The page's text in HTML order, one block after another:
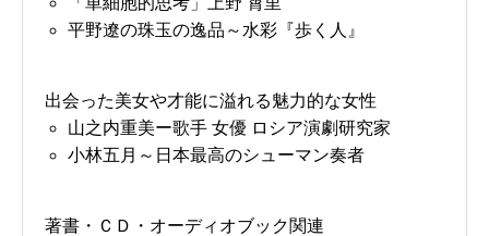
平野遼の珠玉の逸品～水彩『歩く人』
出会った美女や才能に溢れる魅力的な女性
山之内重美ー歌手 女優 ロシア演劇研究家
小林五月～日本最高のシューマン奏者
著書・ＣＤ・オーディオブック関連